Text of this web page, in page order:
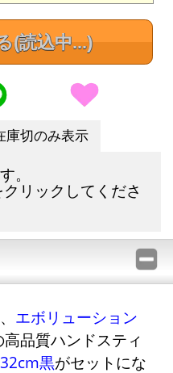
(読込中...)
庫切のみ表示
。
クリックしてくださ
エボリューション
品質ハンドスティ
黒がセットにな